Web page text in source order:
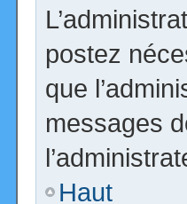
postez
que
messages
Haut